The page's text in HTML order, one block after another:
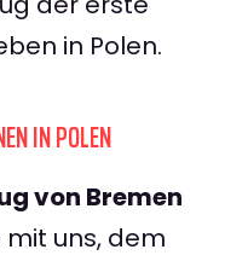
in Polen.
IN POLEN
von Bremen
mit uns, dem